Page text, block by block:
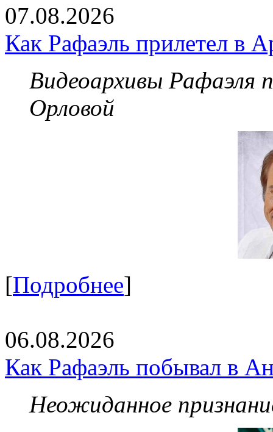
07.08.2026
Как Рафаэль прилетел в
Видеоархивы Рафаэля
Орловой
[Подробнее]
06.08.2026
Как Рафаэль побывал в
Неожиданное